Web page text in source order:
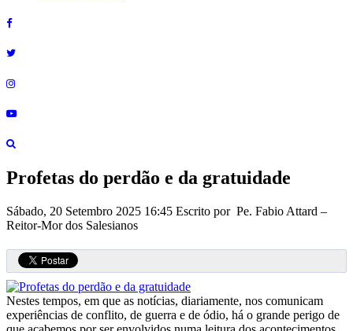
Profetas do perdão e da gratuidade
Sábado, 20 Setembro 2025 16:45 Escrito por Pe. Fabio Attard –
Reitor-Mor dos Salesianos
Nestes tempos, em que as notícias, diariamente, nos comunicam
experiências de conflito, de guerra e de ódio, há o grande perigo de